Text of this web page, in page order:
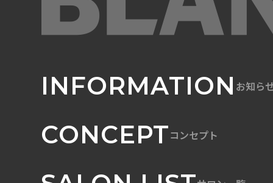
INFORMATION お知ら
CONCEPTコンセプト